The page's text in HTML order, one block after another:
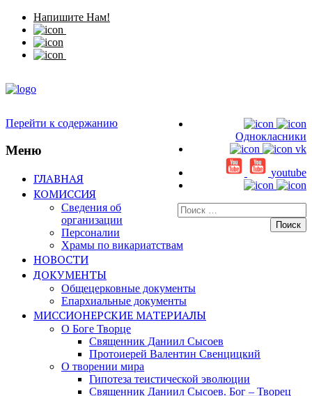
Напишите Нам!
Однокласники
vk
youtube
Искать:
Перейти к содержанию
Меню
ГЛАВНАЯ
КОМИССИЯ
Сведения об
организации
Персоналии
Храмы по викариатствам
НОВОСТИ
ДОКУМЕНТЫ
Общецерковные документы
Епархиальные документы
МИССИОНЕРСКИЕ МАТЕРИАЛЫ
О Боге Творце
Священник Даниил Сысоев
Протоиерей Валентин Свенцицкий
О творении мира
Гипотеза теистической эволюции
Священник Даниил Сысоев. Бог – Творец